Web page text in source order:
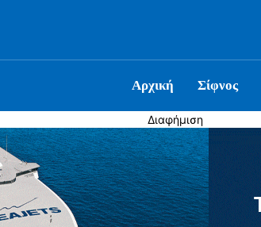
Αρχική Σίφνος
Διαφήμιση